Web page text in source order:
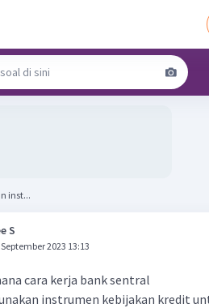
inst...
S
2023 13:13
cara kerja bank sentral
instrumen kebijakan kredit